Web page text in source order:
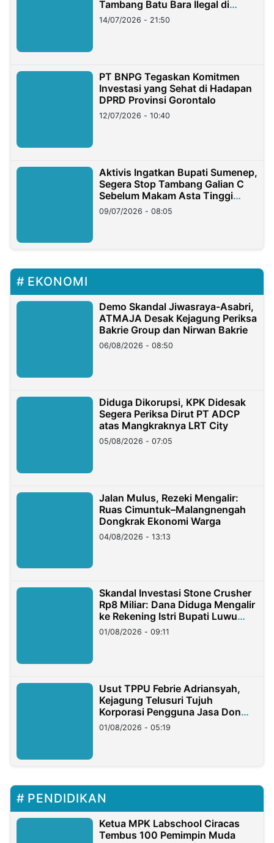
Tambang Batu Bara Ilegal di
Lampung
14/07/2026 - 21:50
PT BNPG Tegaskan Komitmen
Investasi yang Sehat di Hadapan
DPRD Provinsi Gorontalo
12/07/2026 - 10:40
Aktivis Ingatkan Bupati Sumenep,
Segera Stop Tambang Galian C
Sebelum Makam Asta Tinggi
Longsor
09/07/2026 - 08:05
EKONOMI
Demo Skandal Jiwasraya-Asabri,
ATMAJA Desak Kejagung Periksa
Bakrie Group dan Nirwan Bakrie
06/08/2026 - 08:50
Diduga Dikorupsi, KPK Didesak
Segera Periksa Dirut PT ADCP
atas Mangkraknya LRT City
05/08/2026 - 07:05
Jalan Mulus, Rezeki Mengalir:
Ruas Cimuntuk–Malangnengah
Dongkrak Ekonomi Warga
04/08/2026 - 13:13
Skandal Investasi Stone Crusher
Rp8 Miliar: Dana Diduga Mengalir
ke Rekening Istri Bupati Luwu
Timur
01/08/2026 - 09:11
Usut TPPU Febrie Adriansyah,
Kejagung Telusuri Tujuh
Korporasi Pengguna Jasa Don
Ritto
01/08/2026 - 05:19
PENDIDIKAN
Ketua MPK Labschool Ciracas
Tembus 100 Pemimpin Muda